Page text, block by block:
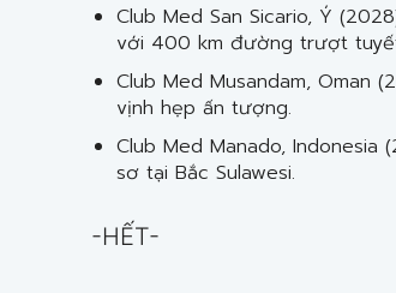
Club Med San Sicario, Ý
với 400 km đường trượt
Club Med Musandam, Oman
vịnh hẹp ấn tượng.
Club Med Manado,
sơ tại Bắc Sulawesi.
-HẾT-